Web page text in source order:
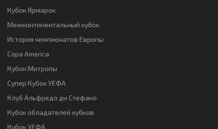
Кубок Ярмарок
Межконтинентальный кубок
История чемпионатов Европы
Copa America
Кубок Митропы
Супер Кубок УЕФА
Клуб Альфредо ди Стефано
Кубок обладателей кубков
Кубок УЕФА